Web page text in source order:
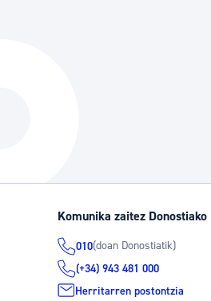
Komunika zaitez
010(doan Donostiatik)
(+34) 943 481 000
Herritarren postontzia